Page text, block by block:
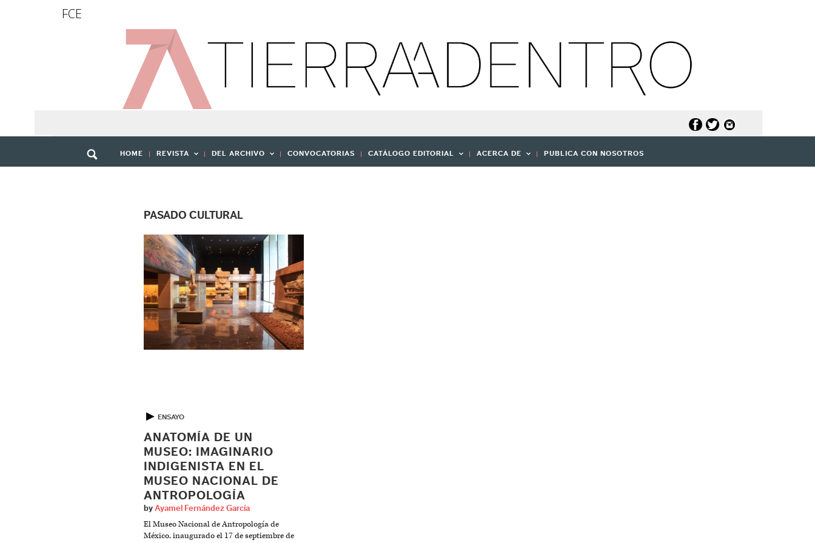
FCE
HOME REVISTA DEL ARCHIVO CONVOCATORIAS CATÁLOGO EDITORIAL ACERCA DE PUBLICA CON NOSOTROS
PASADO CULTURAL
▶ ENSAYO
ANATOMÍA DE UN
MUSEO: IMAGINARIO
INDIGENISTA EN EL
MUSEO NACIONAL DE
ANTROPOLOGÍA
by Ayamel Fernández García
El Museo Nacional de Antropología de
México, inaugurado el 17 de septiembre de